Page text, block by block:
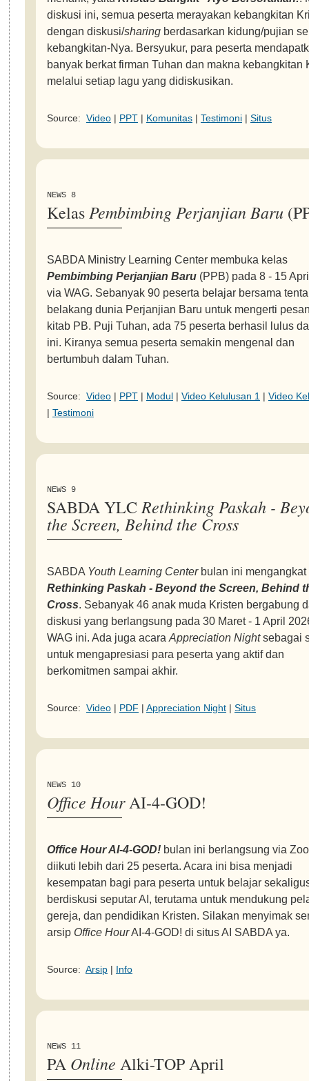
diskusi ini, semua peserta merayakan kebangkitan
dengan diskusi/sharingberdasarkan kidung/pujian
kebangkitan-Nya. Bersyukur, para peserta
banyak berkat firman Tuhan dan makna kebangkitan
melalui setiap lagu yang didiskusikan.
Source: Video| PPT| Komunitas| Testimoni| Situs
NEWS 8
Kelas Pembimbing Perjanjian Baru
SABDA Ministry Learning Center membuka kelas
Pembimbing Perjanjian Baru(PPB) pada 8 - 15
via WAG. Sebanyak 90 peserta belajar bersama
belakang dunia Perjanjian Baru untuk mengerti
kitab PB. Puji Tuhan, ada 75 peserta berhasil lulus
ini. Kiranya semua peserta semakin mengenal dan
bertumbuh dalam Tuhan.
Source: Video| PPT| Modul| Video Kelulusan 1 | Video
| Testimoni
NEWS 9
SABDA YLCRethinking Paskah -
the Screen, Behind the Cross
SABDA Youth Learning Centerbulan ini mengangkat
Rethinking Paskah - Beyond the Screen, Behind
Cross. Sebanyak 46 anak muda Kristen bergabung
diskusi yang berlangsung pada 30 Maret - 1 April
WAG ini. Ada juga acara Appreciation Nightsebagai
untuk mengapresiasi para peserta yang aktif dan
berkomitmen sampai akhir.
Source: Video| PDF | Appreciation Night| Situs
NEWS 10
Office HourAI-4-GOD!
Office Hour AI-4-GOD!bulan ini berlangsung via
diikuti lebih dari 25 peserta. Acara ini bisa menjadi
kesempatan bagi para peserta untuk belajar
berdiskusi seputar AI, terutama untuk mendukung
gereja, dan pendidikan Kristen. Silakan menyimak
arsip Office HourAI-4-GOD! di situs AI SABDA ya.
Source: Arsip| Info
NEWS 11
PA Online Alki-TOP April